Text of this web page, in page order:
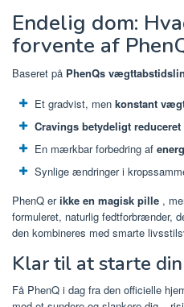
Endelig dom:
forvente af
Baseret på PhenQs
Et gradvist, men konstant
Cravings betydeligt reduceret
En mærkbar forbedring af
Synlige ændringer i
PhenQ erikke en magisk pille ,
formuleret, naturlig fedtforbrænder,
den kombineres med smarte
Klar til at starte
Få PhenQ i dag fra den officielle